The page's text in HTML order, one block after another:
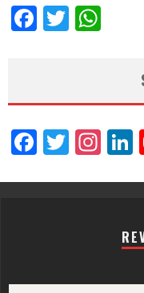
Facebook
Twitter